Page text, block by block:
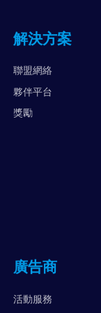
解決方案
聯盟網絡
夥伴平台
獎勵
廣告商
活動服務